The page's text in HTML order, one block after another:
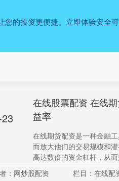
的投资更便捷。立即体验安全
在线股票配资 在线
益率
在线期货配资是一种金融
而放大他们的交易规模和
高达数倍的资金杠杆，从
：网炒股配资
栏目：在线配